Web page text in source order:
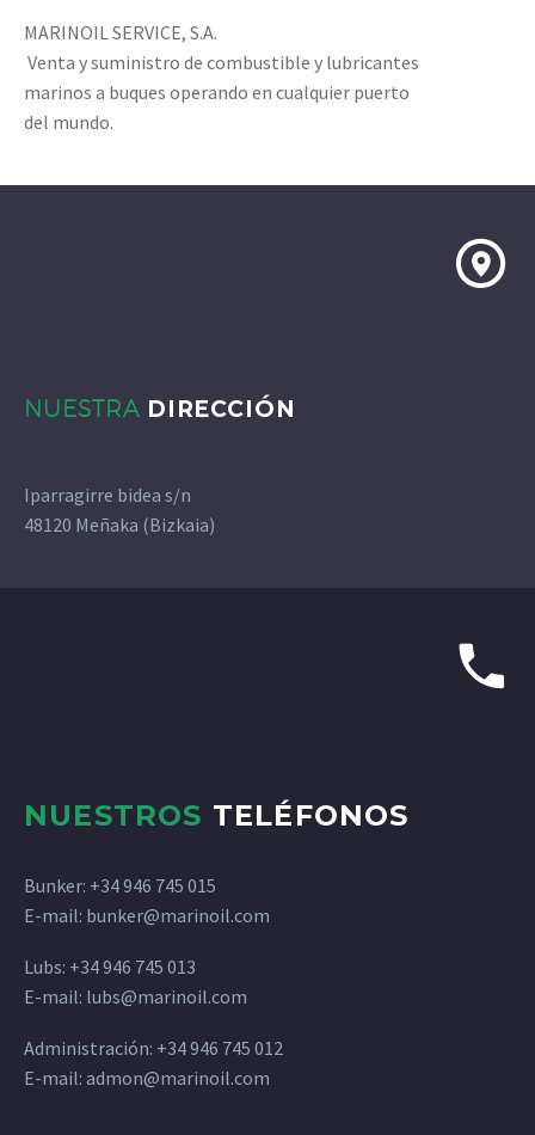
MARINOIL SERVICE, S.A.
Venta y suministro de combustible y lubricantes
marinos a buques operando en cualquier puerto
del mundo.
NUESTRADIRECCIÓN
Iparragirre bidea s/n
48120 Meñaka (Bizkaia)
NUESTROS TELÉFONOS
Bunker: +34 946 745 015
E-mail: bunker@marinoil.com
Lubs: +34 946 745 013
E-mail: lubs@marinoil.com
Administración: +34 946 745 012
E-mail: admon@marinoil.com